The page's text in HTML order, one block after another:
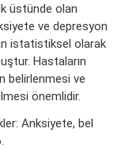
üstünde olan
ve depresyon
istatistiksel olarak
Hastaların
belirlenmesi ve
önemlidir.
Anksiyete, bel